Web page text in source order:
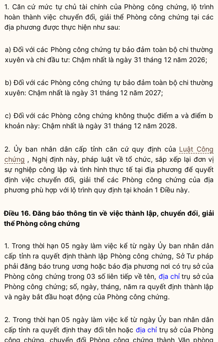
1. Căn cứ mức tự chủ tài chính của Phòng công chứng, lộ trình
hoàn thành việc chuyển đổi, giải thể Phòngcông chứng tại các
địa phương được thực hiện như sau:
a) Đối với các Phòng công chứng tự bảo đảm toàn bộ chi thường
xuyên và chi đầu tư: Chậm nhất là ngày 31 tháng 12 năm 2026;
b) Đối với các Phòngcông chứng tự bảo đảm toàn bộ chi thường
xuyên: Chậm nhất là ngày 31 tháng 12 năm 2027;
c) Đối với các Phòng công chứng không thuộc điểm a và điểm b
khoản này: Chậm nhất là ngày 31 tháng 12 năm 2028.
2. Ủy ban nhân dân cấp tỉnh căn cứ quy định của Luật Công
chứng , Nghị định này, pháp luậtvề tổ chức, sắp xếp lại đơn vị
sự nghiệp công lập và tình hình thực tế tại địa phương để quyết
định việc chuyển đổi, giải thể các Phòng công chứng của địa
phương phù hợp với lộ trình quy định tại khoản 1 Điều này.
Điều 16. Đăng báo thông tin về việc thành lập, chuyển đổi, giải
thể Phòng công chứng
1. Trong thời hạn 05 ngày làm việc kể từ ngày Ủy ban nhân dân
cấp tỉnh ra quyết định thành lập Phòngcông chứng, Sở Tư pháp
phải đăng báo trung ương hoặc báo địa phương nơi có trụ sở của
Phòngcông chứng trong 03 số liên tiếp về tên, địa chỉtrụ sở của
Phòngcông chứng; số, ngày, tháng, năm ra quyết định thành lập
và ngày bắt đầu hoạt động của Phòng công chứng.
2. Trong thời hạn 05 ngày làm việc kể từ ngày Ủy ban nhân dân
cấp tỉnh ra quyết định thay đổi tên hoặc địa chỉtrụ sở của Phòng
công chứng, chuyển đổi Phòng công chứng thành Văn phòng